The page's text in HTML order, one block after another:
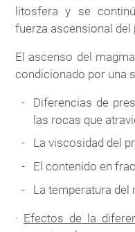
litosfera y se
fuerza ascensional del
El ascenso del
condicionado por una
Diferencias de
las rocas que
La viscosidad del
El contenido en
La temperatura del
· Efectos de la